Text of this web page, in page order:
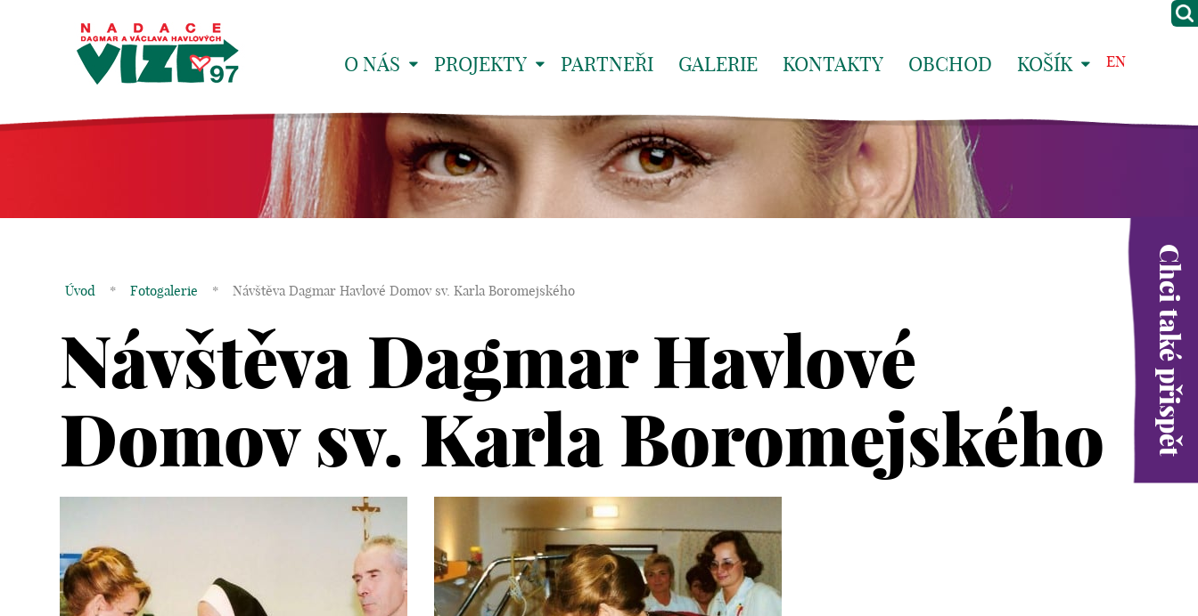
O NÁS PROJEKTY PARTNEŘI GALERIE KONTAKTY OBCHOD KOŠÍK EN
Chci také přispět
Úvod * Fotogalerie * Návštěva Dagmar Havlové Domov sv. Karla Boromejského
Návštěva Dagmar Havlové
Domov sv. Karla Boromejského